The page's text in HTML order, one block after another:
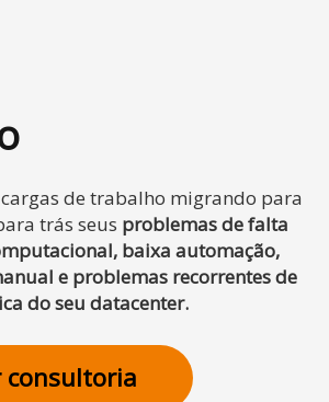
de trabalho migrando para
trás seus problemas de falta
baixa automação,
e problemas recorrentes de
do seu datacenter.
consultoria